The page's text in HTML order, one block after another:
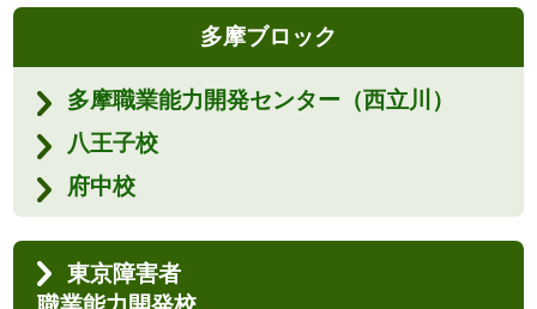
多摩ブロック
多摩職業能力開発センター（西立川）
八王子校
府中校
東京障害者